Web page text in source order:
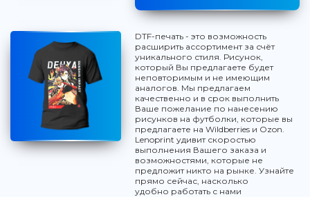
DTF-печать - это возможность
расширить ассортимент за счёт
уникального стиля. Рисунок,
который Вы предлагаете будет
неповторимым и не имеющим
аналогов. Мы предлагаем
качественно и в срок выполнить
Ваше пожелание по нанесению
рисунков на футболки, которые вы
предлагаете на Wildberries и Ozon.
Lenoprint удивит скоростью
выполнения Вашего заказа и
возможностями, которые не
предложит никто на рынке. Узнайте
прямо сейчас, насколько
удобно работать с нами